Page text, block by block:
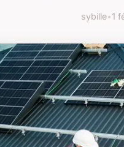
sybille•1